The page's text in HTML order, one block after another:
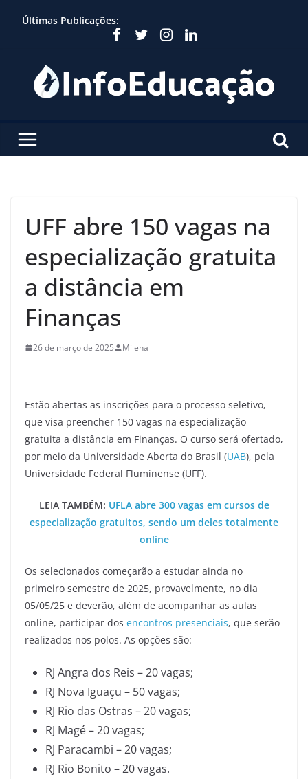
Últimas Publicações:
UFF abre 150 vagas na
especialização gratuita
a distância em
Finanças
26 de março de 2025 Milena
Estão abertas as inscrições para o processo seletivo,
que visa preencher 150 vagas na especialização
gratuita a distância em Finanças. O curso será ofertado,
por meio da Universidade Aberta do Brasil (UAB), pela
Universidade Federal Fluminense (UFF).
LEIA TAMBÉM: UFLA abre 300 vagas em cursos de
especialização gratuitos, sendo um deles totalmente
online
Os selecionados começarão a estudar ainda no
primeiro semestre de 2025, provavelmente, no dia
05/05/25 e deverão, além de acompanhar as aulas
online, participar dos encontros presenciais, que serão
realizados nos polos. As opções são:
RJ Angra dos Reis – 20 vagas;
RJ Nova Iguaçu – 50 vagas;
RJ Rio das Ostras – 20 vagas;
RJ Magé – 20 vagas;
RJ Paracambi – 20 vagas;
RJ Rio Bonito – 20 vagas.